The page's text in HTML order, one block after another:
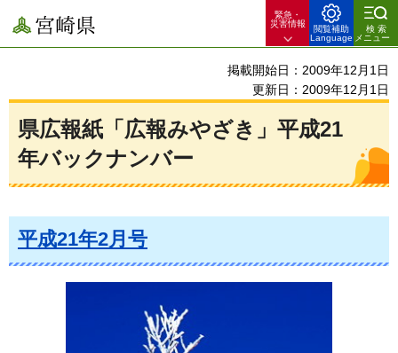
宮崎県
緊急・
災害情報
閲覧補助
Language
検索
メニュー
掲載開始日：2009年12月1日
更新日：2009年12月1日
県広報紙「広報みやざき」平成21
年バックナンバー
平成21年2月号